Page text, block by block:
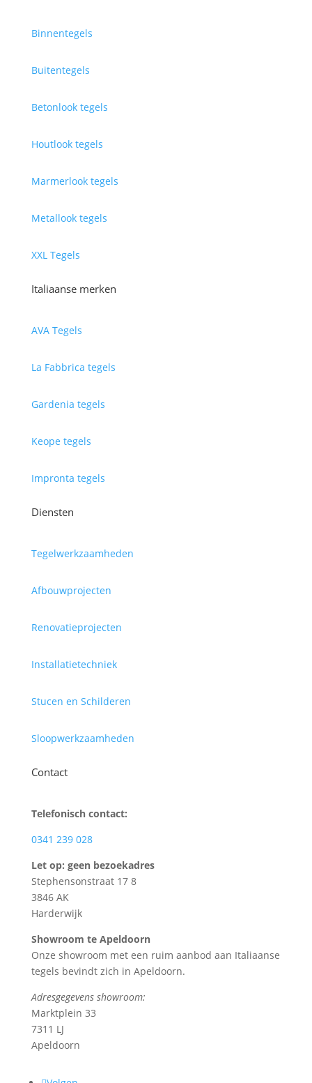
Binnentegels
Buitentegels
Betonlook tegels
Houtlook tegels
Marmerlook tegels
Metallook tegels
XXL Tegels
Italiaanse merken
AVA Tegels
La Fabbrica tegels
Gardenia tegels
Keope tegels
Impronta tegels
Diensten
Tegelwerkzaamheden
Afbouwprojecten
Renovatieprojecten
Installatietechniek
Stucen en Schilderen
Sloopwerkzaamheden
Contact
Telefonisch contact:
0341 239 028
Let op: geen bezoekadres
Stephensonstraat 17 8
3846 AK
Harderwijk
Showroom te Apeldoorn
Onze showroom met een ruim aanbod aan Italiaanse
tegels bevindt zich in Apeldoorn.
Adresgegevens showroom:
Marktplein 33
7311 LJ
Apeldoorn